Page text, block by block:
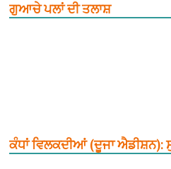
ਗੁਆਚੇ ਪਲਾਂ ਦੀ ਤਲਾਸ਼
ਕੰਧਾਂ ਵਿਲਕਦੀਆਂ (ਦੂਜਾ ਐਡੀਸ਼ਨ):